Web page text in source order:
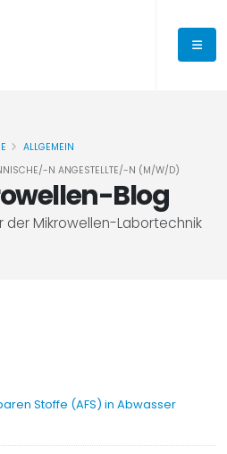
Blog
der Mikrowellen-Labortechnik
ALLGEMEIN
N ANGESTELLTE/-N (M/W/D)
Stoffe (AFS) in Abwasser